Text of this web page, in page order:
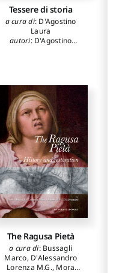
Tessere di storia
a cura di: D'Agostino
Laura
autori: D'Agostino
Marieclaire,Massarini
Ghisleri Flavia
Sicurezza Anna Luce
Storace Maria
Speranza , Taddei
Carlotta,Torre Mauro,
Udina Cristina
The Ragusa Pietà
a cura di: Bussagli
Marco, D'Alessandro
Lorenza M.G., Mora